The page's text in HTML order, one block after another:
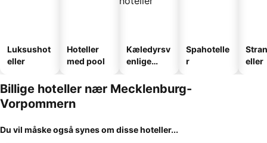
Luksushot
eller
Hoteller
med pool
Kæledyrsv
enlige
Spahotelle
r
eller
Billige hoteller nær Mecklenburg-
Vorpommern
Du vil måske også synes om disse hoteller...